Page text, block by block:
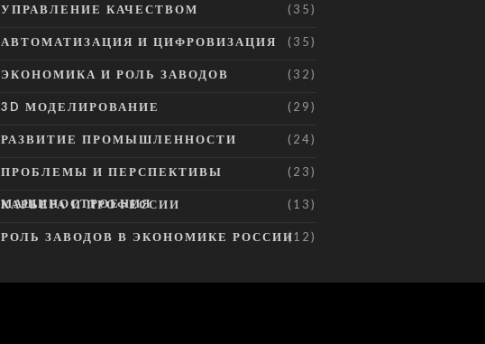
УПРАВЛЕНИЕ КАЧЕСТВОМ (35)
АВТОМАТИЗАЦИЯ И ЦИФРОВИЗАЦИЯ (35)
ЭКОНОМИКА И РОЛЬ ЗАВОДОВ (32)
3D МОДЕЛИРОВАНИЕ (29)
РАЗВИТИЕ ПРОМЫШЛЕННОСТИ (24)
ПРОБЛЕМЫ И ПЕРСПЕКТИВЫ
МАШИНОСТРОЕНИЯ
(23)
КАРЬЕРА И ПРОФЕССИИ (13)
РОЛЬ ЗАВОДОВ В ЭКОНОМИКЕ РОССИИ(12)